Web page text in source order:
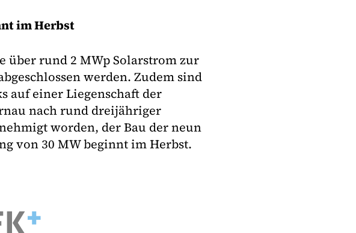
im Herbst
über rund 2 MWp Solarstrom zur
werden. Zudem sind
auf einer Liegenschaft der
nach rund dreijähriger
worden, der Bau der neun
von 30 MW beginnt im Herbst.